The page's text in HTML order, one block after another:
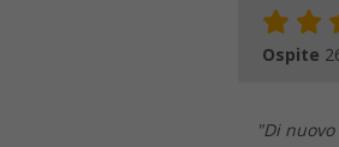
Ospite
"Di